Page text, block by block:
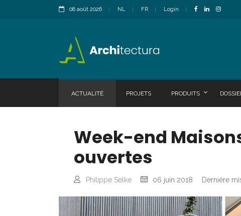
08 août 2026 NL FR Login
ACTUALITÉ PROJETS PRODUITS
Week-end
ouvertes
Philippe Selke 06 juin 2018 Dernière